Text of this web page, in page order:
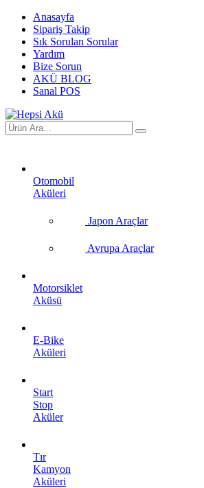
Anasayfa
Sipariş Takip
Sık Sorulan Sorular
Yardım
Bize Sorun
AKÜ BLOG
Sanal POS
Otomobil
Aküleri
Japon Araçlar
Avrupa Araçlar
Motorsiklet
Aküsü
E-Bike
Aküleri
Start
Stop
Aküler
Tır
Kamyon
Aküleri